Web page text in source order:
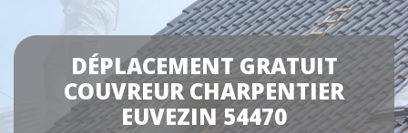
DÉPLACEMENT GRATUIT
COUVREUR CHARPENTIER
EUVEZIN 54470